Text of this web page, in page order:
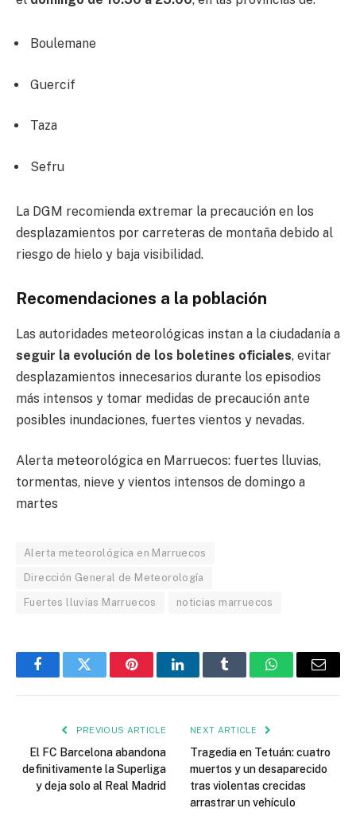
Boulemane
Guercif
Taza
Sefru
La DGM recomienda extremar la precaución en los
desplazamientos por carreteras de montaña debido al
riesgo de hielo y baja visibilidad.
Recomendaciones a la población
Las autoridades meteorológicas instan a la ciudadanía a
seguir la evolución de los boletines oficiales, evitar
desplazamientos innecesarios durante los episodios
más intensos y tomar medidas de precaución ante
posibles inundaciones, fuertes vientos y nevadas.
Alerta meteorológica en Marruecos: fuertes lluvias,
tormentas, nieve y vientos intensos de domingo a
martes
Alerta meteorológica en Marruecos
Dirección General de Meteorología
Fuertes lluvias Marruecos noticias marruecos
FacebookTwitter PinterestLinkedInTumblr WhatsAppEmail
PREVIOUS ARTICLE
El FC Barcelona abandona
definitivamente la Superliga
y deja solo al Real Madrid
NEXT ARTICLE
Tragedia en Tetuán: cuatro
muertos y un desaparecido
tras violentas crecidas
arrastrar un vehículo